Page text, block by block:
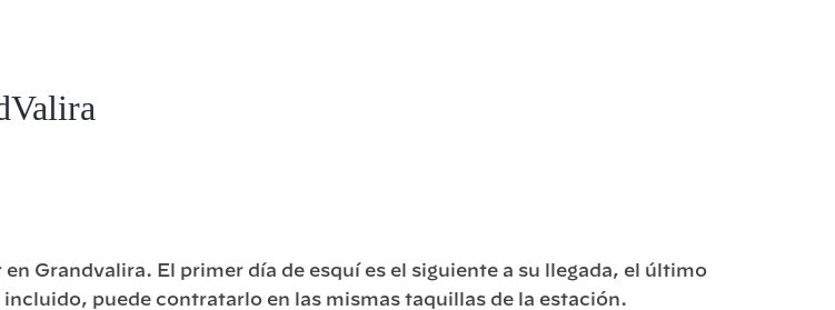
Grandvalira. El primer día de esquí es el siguiente a su llegada, el último
incluido, puede contratarlo en las mismas taquillas de la estación.